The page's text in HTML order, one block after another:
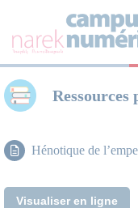
Ressources
Hénotique de
Visualiser en ligne